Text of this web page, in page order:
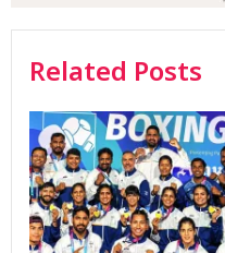
Related Posts